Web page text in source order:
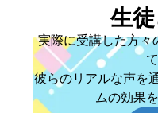
生
実際に受講した方々
彼らのリアルな声を
ムの効果